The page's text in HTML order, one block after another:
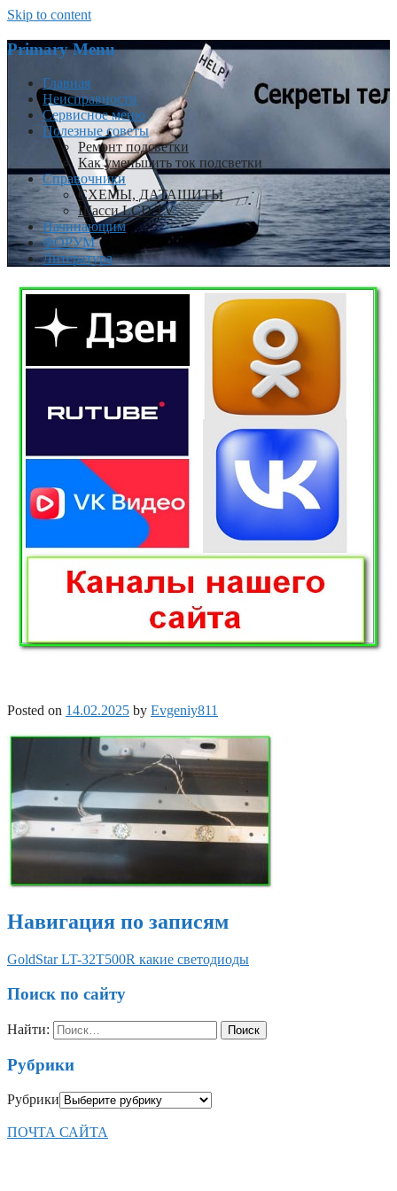
Skip to content
Primary Menu
Главная
Неисправности
Сервисное меню
Полезные советы
Ремонт подсветки
Как уменьшить ток подсветки
Справочники
СХЕМЫ, ДАТАШИТЫ
Шасси LCD TV
Начинающим
ФОРУМ
Литература
Posted on 14.02.2025 by Evgeniy811
Навигация по записям
GoldStar LT-32T500R какие светодиоды
Поиск по сайту
Найти:
Рубрики
Рубрики
ПОЧТА САЙТА